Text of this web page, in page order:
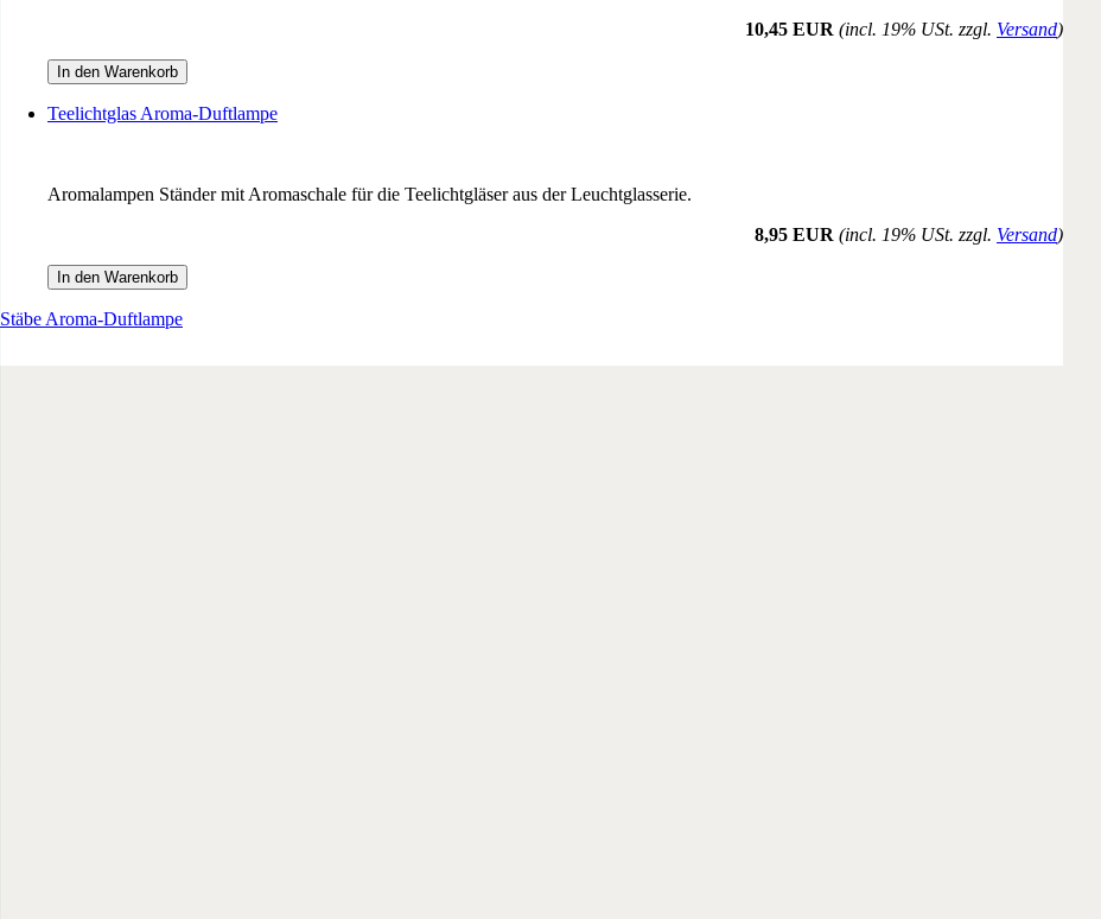
10,45 EUR (incl. 19% USt. zzgl. Versand)
In den Warenkorb
Teelichtglas Aroma-Duftlampe
Aromalampen Ständer mit Aromaschale für die Teelichtgläser aus der Leuchtglasserie.
8,95 EUR (incl. 19% USt. zzgl. Versand)
In den Warenkorb
Stäbe Aroma-Duftlampe